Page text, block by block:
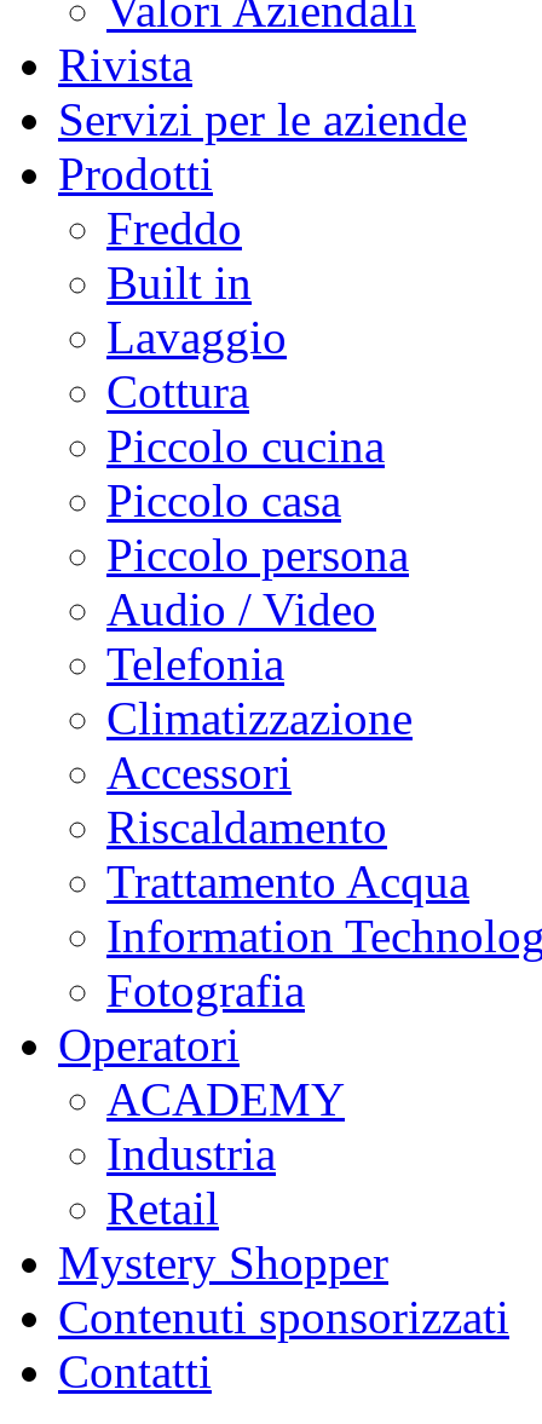
Rivista
Servizi per le aziende
Prodotti
Freddo
Built in
Lavaggio
Cottura
Piccolo cucina
Piccolo casa
Piccolo persona
Audio / Video
Telefonia
Climatizzazione
Accessori
Riscaldamento
Trattamento Acqua
Information
Fotografia
Operatori
ACADEMY
Industria
Retail
Mystery Shopper
Contenuti sponsorizzati
Contatti